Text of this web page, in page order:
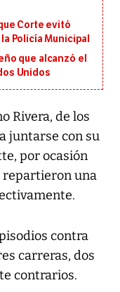
Corte evitó
Policía Municipal
que alcanzó el
Unidos
Rivera, de los
juntarse con su
por ocasión
repartieron una
contra
carreras, dos
contrarios.